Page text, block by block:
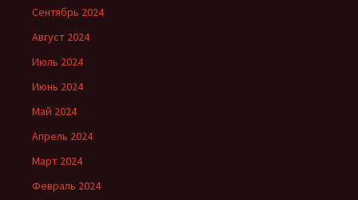
Сентябрь 2024
Август 2024
Июль 2024
Июнь 2024
Май 2024
Апрель 2024
Март 2024
Февраль 2024